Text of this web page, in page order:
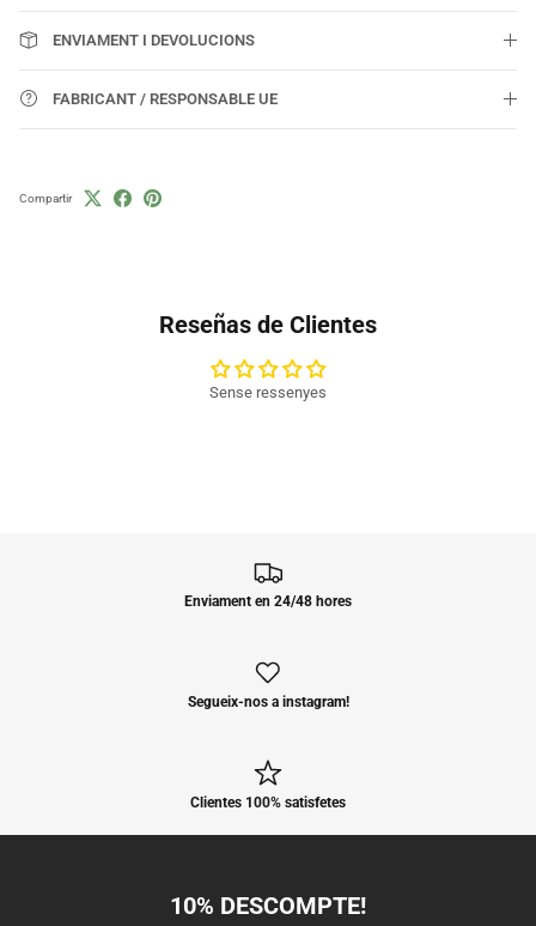
ENVIAMENT I DEVOLUCIONS
FABRICANT / RESPONSABLE UE
Compartir
Reseñas de Clientes
Sense ressenyes
Enviament en 24/48 hores
Segueix-nos a instagram!
Clientes 100% satisfetes
10% DESCOMPTE!